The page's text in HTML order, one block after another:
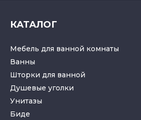
КАТАЛОГ
Мебель для ванной комнаты
Ванны
Шторки для ванной
Душевые уголки
Унитазы
Биде